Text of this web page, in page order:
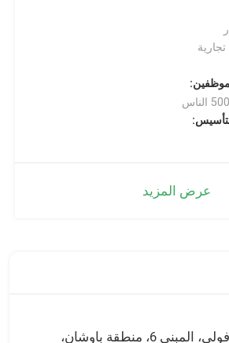
عرض المزيد
رقم 98، شارع فولي، المبنى 6، منطقة باوشان،